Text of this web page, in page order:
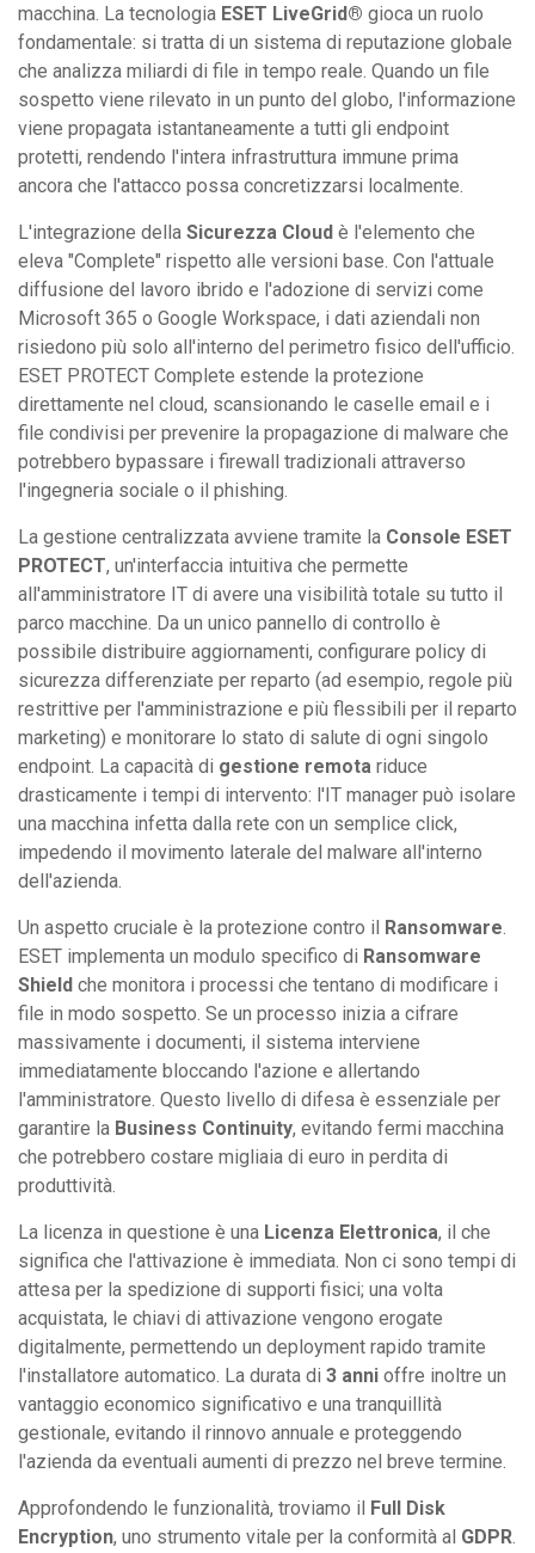
macchina. La tecnologia ESET LiveGrid® gioca un ruolo
fondamentale: si tratta di un sistema di reputazione globale
che analizza miliardi di file in tempo reale. Quando un file
sospetto viene rilevato in un punto del globo, l'informazione
viene propagata istantaneamente a tutti gli endpoint
protetti, rendendo l'intera infrastruttura immune prima
ancora che l'attacco possa concretizzarsi localmente.
L'integrazione della Sicurezza Cloud è l'elemento che
eleva "Complete" rispetto alle versioni base. Con l'attuale
diffusione del lavoro ibrido e l'adozione di servizi come
Microsoft 365 o Google Workspace, i dati aziendali non
risiedono più solo all'interno del perimetro fisico dell'ufficio.
ESET PROTECT Complete estende la protezione
direttamente nel cloud, scansionando le caselle email e i
file condivisi per prevenire la propagazione di malware che
potrebbero bypassare i firewall tradizionali attraverso
l'ingegneria sociale o il phishing.
La gestione centralizzata avviene tramite la Console ESET
PROTECT, un'interfaccia intuitiva che permette
all'amministratore IT di avere una visibilità totale su tutto il
parco macchine. Da un unico pannello di controllo è
possibile distribuire aggiornamenti, configurare policy di
sicurezza differenziate per reparto (ad esempio, regole più
restrittive per l'amministrazione e più flessibili per il reparto
marketing) e monitorare lo stato di salute di ogni singolo
endpoint. La capacità di gestione remota riduce
drasticamente i tempi di intervento: l'IT manager può isolare
una macchina infetta dalla rete con un semplice click,
impedendo il movimento laterale del malware all'interno
dell'azienda.
Un aspetto cruciale è la protezione contro il Ransomware.
ESET implementa un modulo specifico di Ransomware
Shield che monitora i processi che tentano di modificare i
file in modo sospetto. Se un processo inizia a cifrare
massivamente i documenti, il sistema interviene
immediatamente bloccando l'azione e allertando
l'amministratore. Questo livello di difesa è essenziale per
garantire la Business Continuity, evitando fermi macchina
che potrebbero costare migliaia di euro in perdita di
produttività.
La licenza in questione è una Licenza Elettronica, il che
significa che l'attivazione è immediata. Non ci sono tempi di
attesa per la spedizione di supporti fisici; una volta
acquistata, le chiavi di attivazione vengono erogate
digitalmente, permettendo un deployment rapido tramite
l'installatore automatico. La durata di 3 anni offre inoltre un
vantaggio economico significativo e una tranquillità
gestionale, evitando il rinnovo annuale e proteggendo
l'azienda da eventuali aumenti di prezzo nel breve termine.
Approfondendo le funzionalità, troviamo il Full Disk
Encryption, uno strumento vitale per la conformità al GDPR.